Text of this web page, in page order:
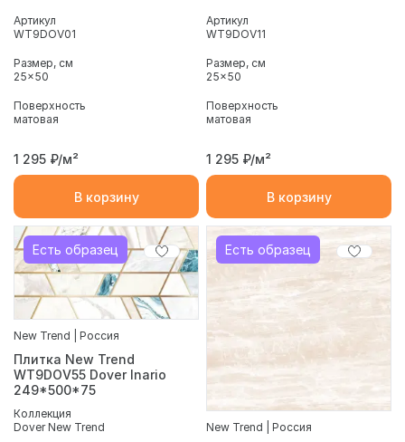
Артикул
WT9DOV01
Размер, см
25x50
Поверхность
матовая
1 295 ₽/м²
В корзину
Артикул
WT9DOV11
Размер, см
25x50
Поверхность
матовая
1 295 ₽/м²
В корзину
Есть образец
New Trend | Россия
Плитка New Trend
WT9DOV55 Dover Inario
249*500*75
Коллекция
Dover New Trend
Есть образец
New Trend | Россия